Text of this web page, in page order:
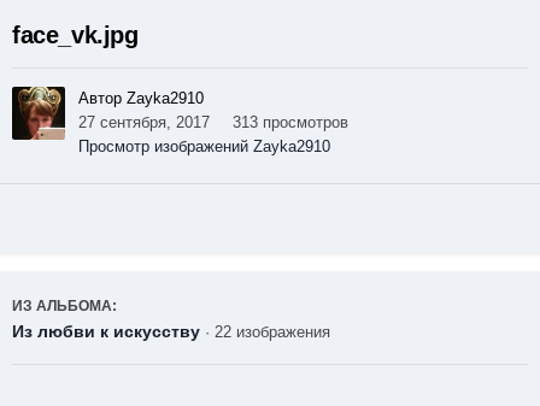
face_vk.jpg
Автор Zayka2910
27 сентября, 2017
313 просмотров
Просмотр изображений Zayka2910
ИЗ АЛЬБОМА:
Из любви к искусству · 22 изображения